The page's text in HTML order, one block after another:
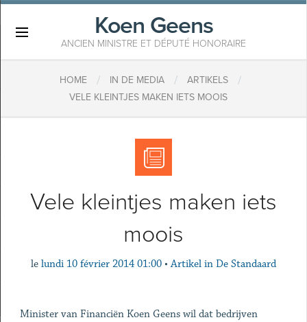
Koen Geens
ANCIEN MINISTRE ET DÉPUTÉ HONORAIRE
HOME / IN DE MEDIA / ARTIKELS /
VELE KLEINTJES MAKEN IETS MOOIS
Vele kleintjes maken iets
moois
le lundi 10 février 2014 01:00 • Artikel in De Standaard
Minister van Financiën Koen Geens wil dat bedrijven